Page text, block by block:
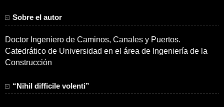
Sobre el autor
Doctor Ingeniero de Caminos, Canales y Puertos.
Catedrático de Universidad en el área de Ingeniería de la
Construcción
“Nihil difficile volenti”